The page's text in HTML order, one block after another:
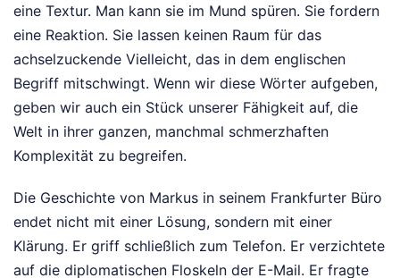
eine Textur. Man kann sie im Mund spüren. Sie fordern
eine Reaktion. Sie lassen keinen Raum für das
achselzuckende Vielleicht, das in dem englischen
Begriff mitschwingt. Wenn wir diese Wörter aufgeben,
geben wir auch ein Stück unserer Fähigkeit auf, die
Welt in ihrer ganzen, manchmal schmerzhaften
Komplexität zu begreifen.
Die Geschichte von Markus in seinem Frankfurter Büro
endet nicht mit einer Lösung, sondern mit einer
Klärung. Er griff schließlich zum Telefon. Er verzichtete
auf die diplomatischen Floskeln der E-Mail. Er fragte